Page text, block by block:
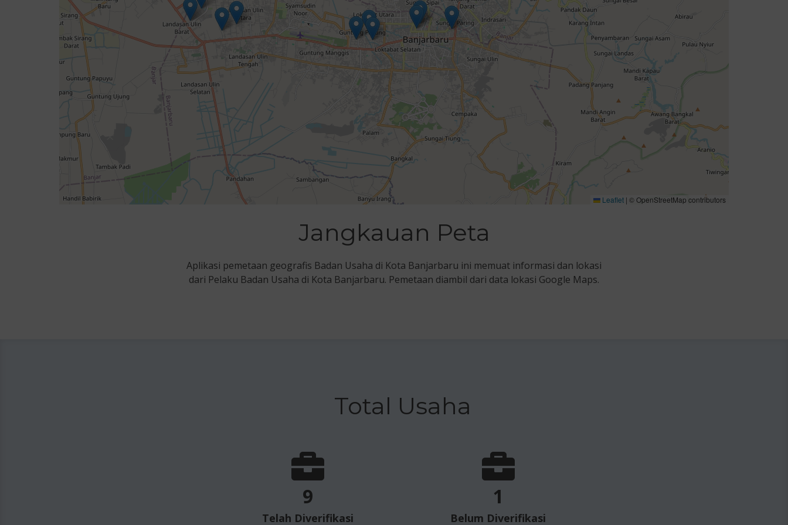
Leaflet | © OpenStreetMap contributors
Jangkauan Peta
Aplikasi pemetaan geografis Badan Usaha di Kota Banjarbaru ini memuat informasi dan lokasi
dari Pelaku Badan Usaha di Kota Banjarbaru. Pemetaan diambil dari data lokasi Google Maps.
Total Usaha
9
Telah Diverifikasi
1
Belum Diverifikasi